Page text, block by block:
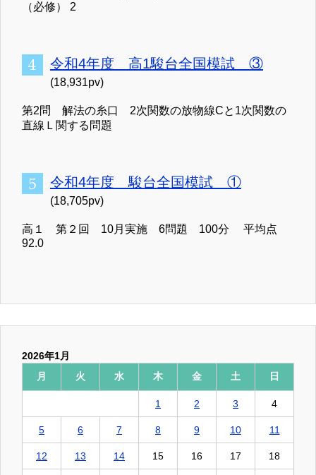
（必修） 2
令和4年度 高1駿台全国模試 ③
(18,931pv)
第2問 解法の糸口 2次関数の放物線Cと1次関数の
直線Ｌ関する問題
令和4年度 駿台全国模試 ①
(18,705pv)
高１ 第２回 10月実施 6問題 100分 平均点
92.0
2026年1月
月
火 水 木 金 土 日
1 2 3 4
5 6 7 8 9 10 11
12 13 14 15 16 17 18